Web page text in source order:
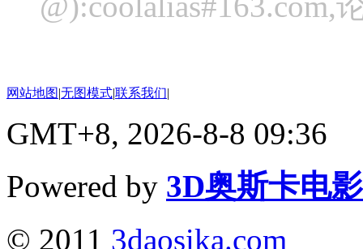
网站地图|无图模式|联系我们|
GMT+8, 2026-8-8 09:36
Powered by 3D奥斯卡电
© 2011 3daosika.com